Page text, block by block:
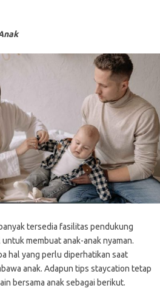
tersedia fasilitas pendukung
membuat anak-anak nyaman.
hal yang perlu diperhatikan saat
anak. Adapun tips staycation tetap
bersama anak sebagai berikut.